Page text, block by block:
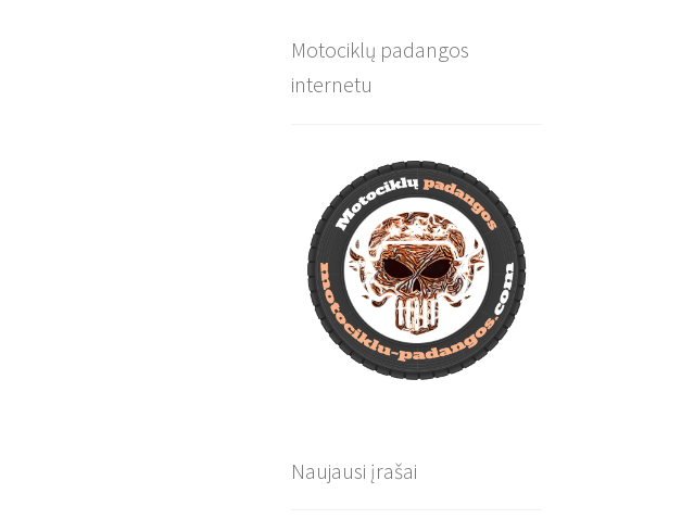
Motociklų padangos
internetu
Naujausi įrašai